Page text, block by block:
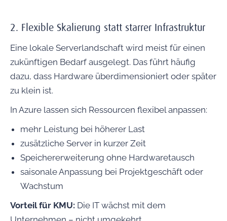
2. Flexible Skalierung statt starrer Infrastruktur
Eine lokale Serverlandschaft wird meist für einen
zukünftigen Bedarf ausgelegt. Das führt häufig
dazu, dass Hardware überdimensioniert oder später
zu klein ist.
In Azure lassen sich Ressourcen flexibel anpassen:
mehr Leistung bei höherer Last
zusätzliche Server in kurzer Zeit
Speichererweiterung ohne Hardwaretausch
saisonale Anpassung bei Projektgeschäft oder
Wachstum
Vorteil für KMU: Die IT wächst mit dem